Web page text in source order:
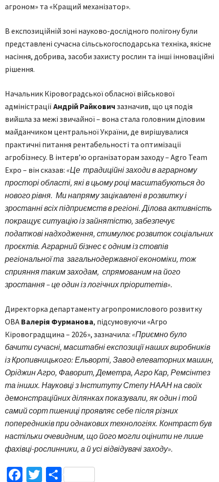
агроном» та «Кращий механізатор».
В експозиційній зоні науково-дослідного полігону були
представлені сучасна сільськогосподарська техніка, якісне
насіння, добрива, засоби захисту рослин та інші інноваційні
рішення.
Начальник Кіровоградської обласної військової
адміністрації Андрій Райкович зазначив, що ця подія
вийшла за межі звичайної – вона стала головним діловим
майданчиком центральної України, де вирішувалися
практичні питання рентабельності та оптимізації
агробізнесу. В інтерв’ю організаторам заходу – Agro Team
Expo – він сказав: «Це традиційні заходи в аграрному
просторі області, які в цьому році масштабуються до
нового рівня. Ми напряму зацікавлені в розвитку і
зростанні всіх підприємств в регіоні. Ділова активність
покращує ситуацію із зайнятістю, забезпечує
податкові надходження, стимулює розвиток соціальних
проєктів. Аграрний бізнес є одним із стовпів
регіональної та загальнодержавної економіки, тож
сприяння таким заходам, спрямованим на його
зростання – це один із логічних пріоритетів».
Директорка департаменту агропромислового розвитку
ОВА Валерія Фурманова, підсумовуючи «Агро
Кіровоградщина – 2026», зазначила: «Приємно було
бачити сучасні, масштабні експозиції наших виробників
із Кропивницького: Ельворті, Завод елеваторних машин,
Оріджин Агро, Фаворит, Деметра, Агро Кар, Ремсінтез
та інших. Науковці з Інституту Степу НААН на своїх
демонстраційних ділянках показували, як один і той
самий сорт пшениці проявляє себе після різних
попередників при однакових технологіях. Контраст був
настільки очевидним, що його могли оцінити не лише
фахівці-рослинники, а й усі відвідувачі заходу».
Facebook
TwitterПоділитися